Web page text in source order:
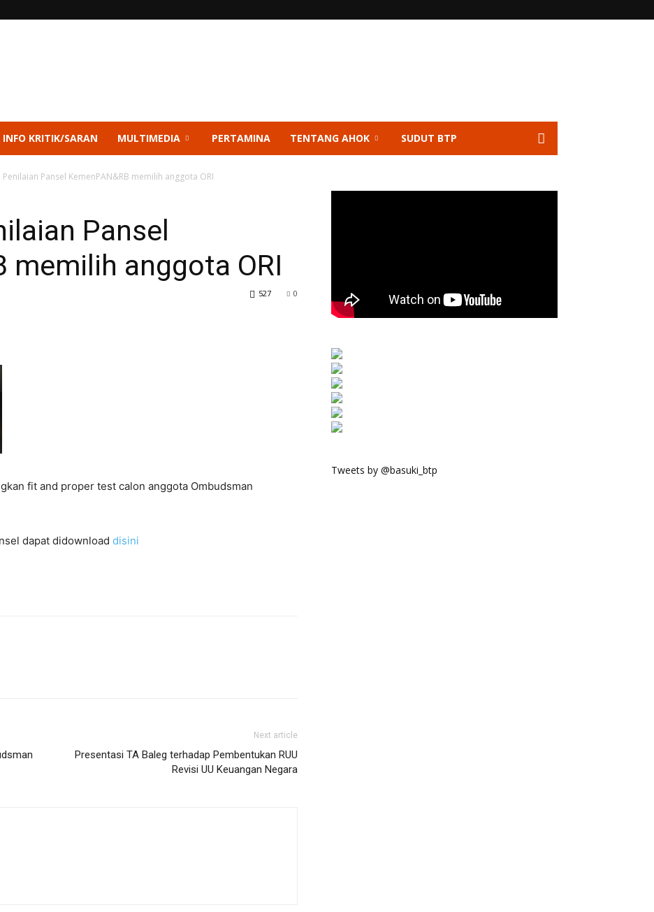
INFO KRITIK/SARAN MULTIMEDIA PERTAMINA TENTANG AHOK SUDUT BTP
Penilaian Pansel KemenPAN&RB memilih anggota ORI
Pansel
memilih anggota ORI
0
527
fit and proper test calon anggota Ombudsman
dapat didownload disini
Next article
Presentasi TA Baleg terhadap Pembentukan RUU
Revisi UU Keuangan Negara
Tweets by @basuki_btp